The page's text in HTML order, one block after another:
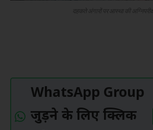
दहकते अंगारों पर आस्था की अग्निपरीक्षा
WhatsApp Group
जुड़ने के लिए क्लिक